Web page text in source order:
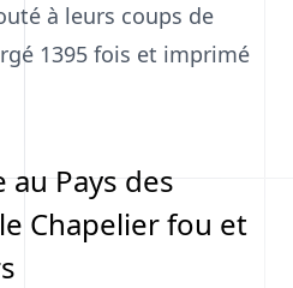
à leurs coups de
1395 fois et imprimé
au Pays des
Chapelier fou et